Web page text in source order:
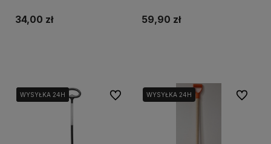
34,00 zł 59,90 zł
WYSYŁKA 24H
WYSYŁKA 24H
WYSYŁKA 24H Do ulubionychWYSYŁKA 24H Do